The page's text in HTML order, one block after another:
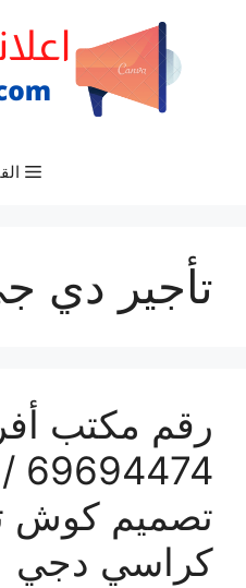
تأجير دي
رقم مكتب
تصميم كوش
كراسي دجي